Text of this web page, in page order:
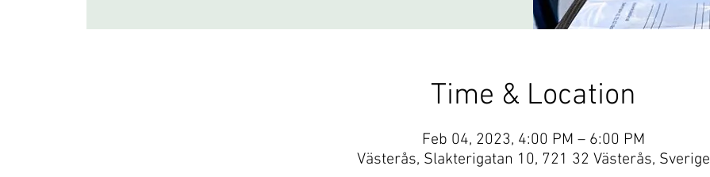
Time & Location
Feb 04, 2023, 4:00 PM – 6:00 PM
Västerås, Slakterigatan 10, 721 32 Västerås, Sverige